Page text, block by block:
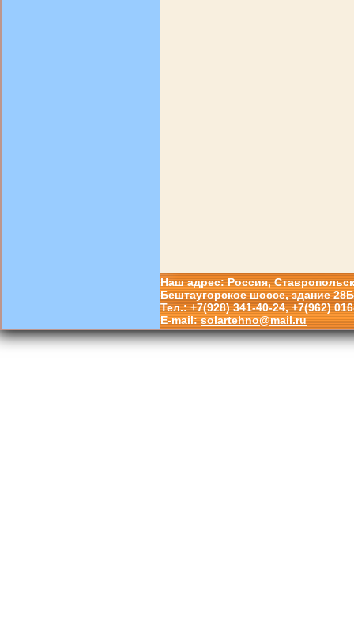
Наш адрес: Россия,
Бештаугорское шоссе, здание
Тел.: +7(928) 341-40-24, +7(962)
E-mail:solartehno@mail.ru